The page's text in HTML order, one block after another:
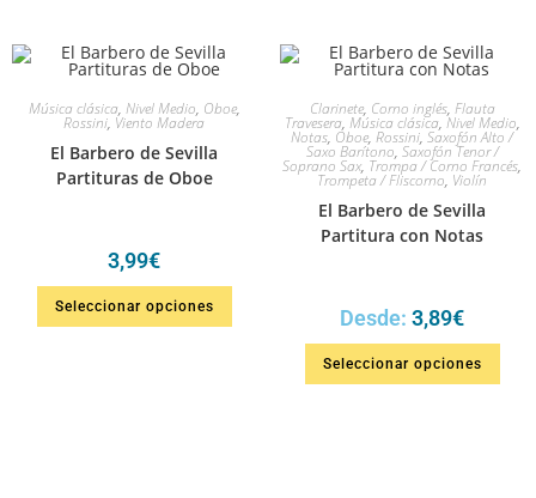
Música clásica, Nivel Medio, Oboe,
Rossini, Viento Madera
El Barbero de Sevilla
Partituras de Oboe
3,99€
Seleccionar opciones
Clarinete, Corno inglés, Flauta
Travesera, Música clásica, Nivel Medio,
Notas, Oboe, Rossini, Saxofón Alto /
Saxo Barítono, Saxofón Tenor /
Soprano Sax, Trompa / Corno Francés,
Trompeta / Fliscorno, Violín
El Barbero de Sevilla
Partitura con Notas
Desde: 3,89€
Seleccionar opciones